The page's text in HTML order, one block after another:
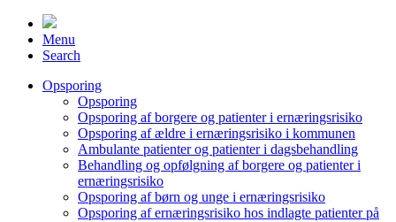
Menu
Search
Opsporing
Opsporing
Opsporing af borgere og patienter i ernæringsrisiko
Opsporing af ældre i ernæringsrisiko i kommunen
Ambulante patienter og patienter i dagsbehandling
Behandling og opfølgning af borgere og patienter i
ernæringsrisiko
Opsporing af børn og unge i ernæringsrisiko
Opsporing af ernæringsrisiko hos indlagte patienter på